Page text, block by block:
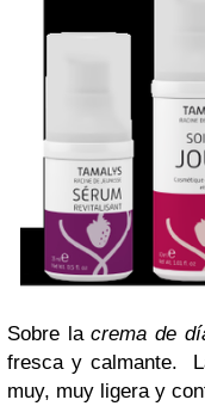
Sobre lacrema de
fresca y calmante.
muy, muy ligera y